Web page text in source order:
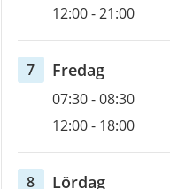
augusti
12:00-21:00
7
fredag
7
augusti
Fredag
Öppettider
07:30-08:30
12:00- 18:00
8
lördag
Lördag